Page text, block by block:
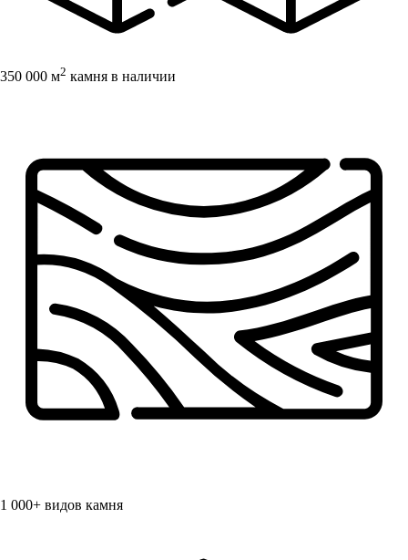
350 000 м2 камня в наличии
1 000+ видов камня